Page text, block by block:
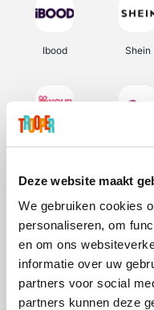
Deze website maakt
We gebruiken cookies
personaliseren, om
en om ons
informatie over uw
partners voor social
partners kunnen deze
Ibood Shein